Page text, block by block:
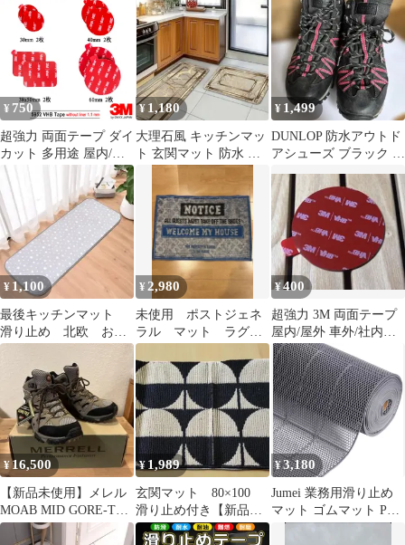
ト 1級防音 防音 防水
おしゃれ フロアマット
カーペット クッション
マット ベビーマット パ
ズルマット キッズ 赤ち
ゃん 子供 ペット サイ
ドパーツ付き 送料無料
FCA45SA
ット 框 屋内 拭ける 室
内 厚さ5mm キッチン
撥水 防水 抗菌 防カビ
滑り止め おしゃれ かま
ち 細い タイル調 無地
汚れ 拭き取り インテリ
ア キッチンマット ）)
ト ベット 北欧 玄
¥ 750
超強力 両面テープ ダイ
カット 多用途 屋内/屋
外 車外/社内 VHB 5952
(アソートセット 8pcs(4
種×各2pcs)) ブラック
¥ 1,180
大理石風 キッチンマッ
ト 玄関マット 防水 滑
り止め 高級感 インテリ
ア 韓国風
¥ 1,499
DUNLOP 防水アウトド
アシューズ ブラック ピ
¥ 1,100
最後キッチンマット
滑り止め 北欧 おし
ゃれなフランネルマッ
ト 45×120 白
¥ 2,980
未使用 ポストジェネ
ラル マット ラグ
玄関 アウトドア ト
ゥーゴー キャンプ
¥400
超強力 3M 両面テープ
屋内/屋外 車外/社内
VHB 5952 円形60mm
¥16,500
【新品未使用】メレル
MOAB MID GORE-TEX
ダークタン 27cm
¥ 1,989
玄関マット 80×100
滑り止め付き【新品未
使用】【最終価格】
¥3,180
Jumei 業務用滑り止め
マット ゴムマット PVC
材質 吸水 ノンスリップ